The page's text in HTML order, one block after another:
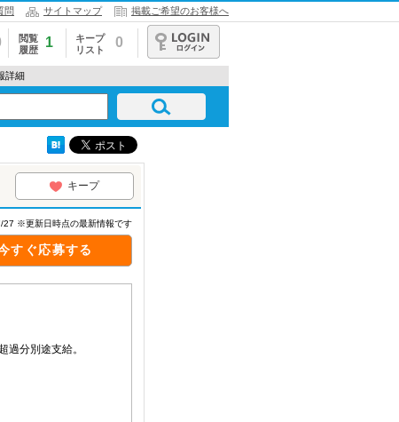
問 サイトマップ 掲載ご希望のお客様へ
閲覧
履歴
1
キープ
リスト
0
ログイン
詳細
キープ
27 ※更新日時点の最新情報です
すぐ応募する
分別途支給。